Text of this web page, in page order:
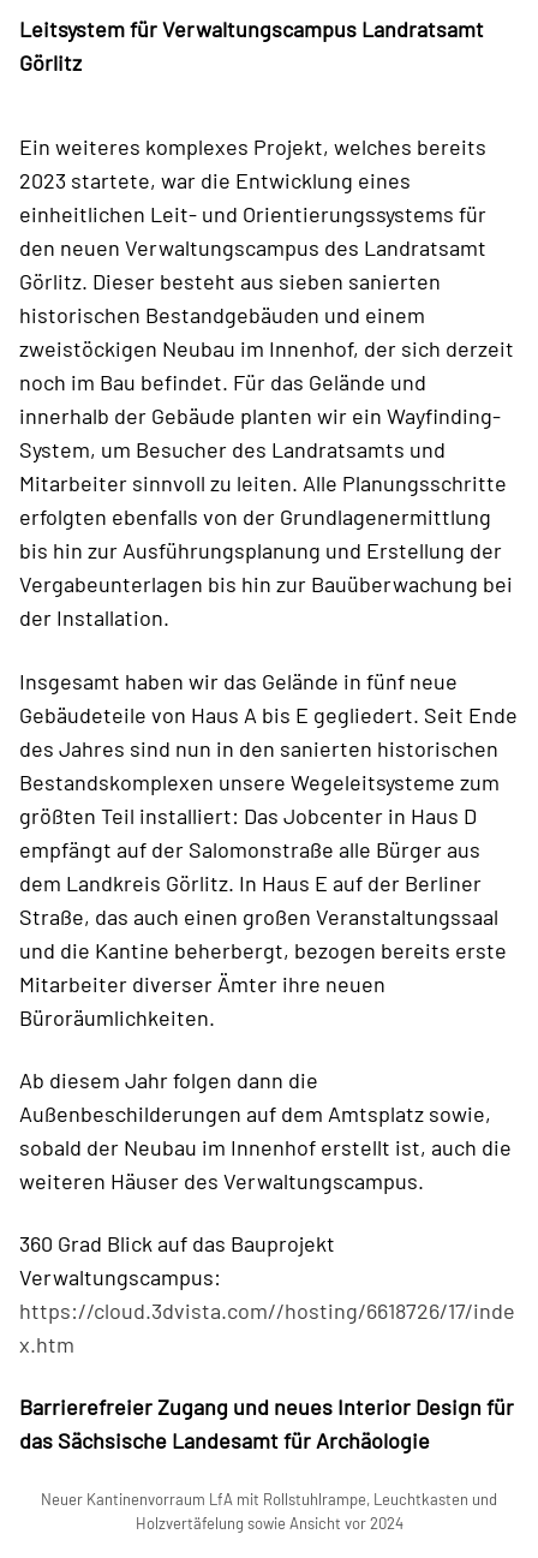
Leitsystem für Verwaltungscampus Landratsamt
Görlitz
Ein weiteres komplexes Projekt, welches bereits
2023 startete, war die Entwicklung eines
einheitlichen Leit- und Orientierungssystems für
den neuen Verwaltungscampus des Landratsamt
Görlitz. Dieser besteht aus sieben sanierten
historischen Bestandgebäuden und einem
zweistöckigen Neubau im Innenhof, der sich derzeit
noch im Bau befindet. Für das Gelände und
innerhalb der Gebäude planten wir ein Wayfinding-
System, um Besucher des Landratsamts und
Mitarbeiter sinnvoll zu leiten. Alle Planungsschritte
erfolgten ebenfalls von der Grundlagenermittlung
bis hin zur Ausführungsplanung und Erstellung der
Vergabeunterlagen bis hin zur Bauüberwachung bei
der Installation.
Insgesamt haben wir das Gelände in fünf neue
Gebäudeteile von Haus A bis E gegliedert. Seit Ende
des Jahres sind nun in den sanierten historischen
Bestandskomplexen unsere Wegeleitsysteme zum
größten Teil installiert: Das Jobcenter in Haus D
empfängt auf der Salomonstraße alle Bürger aus
dem Landkreis Görlitz. In Haus E auf der Berliner
Straße, das auch einen großen Veranstaltungssaal
und die Kantine beherbergt, bezogen bereits erste
Mitarbeiter diverser Ämter ihre neuen
Büroräumlichkeiten.
Ab diesem Jahr folgen dann die
Außenbeschilderungen auf dem Amtsplatz sowie,
sobald der Neubau im Innenhof erstellt ist, auch die
weiteren Häuser des Verwaltungscampus.
360 Grad Blick auf das Bauprojekt
Verwaltungscampus:
https://cloud.3dvista.com//hosting/6618726/17/inde
x.htm
Barrierefreier Zugang und neues Interior Design für
das Sächsische Landesamt für Archäologie
Neuer Kantinenvorraum LfA mit Rollstuhlrampe, Leuchtkasten und
Holzvertäfelung sowie Ansicht vor 2024